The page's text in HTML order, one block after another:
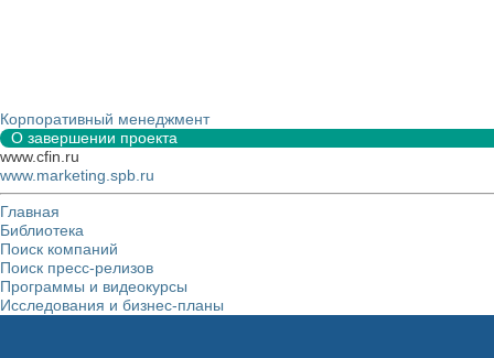
Корпоративный менеджмент
О завершении проекта
www.cfin.ru
www.marketing.spb.ru
Главная
Библиотека
Поиск компаний
Поиск пресс-релизов
Программы и видеокурсы
Исследования и бизнес-планы